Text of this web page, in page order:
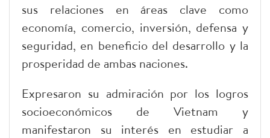
sus relaciones en áreas clave como
economía, comercio, inversión, defensa y
seguridad, en beneficio del desarrollo y la
prosperidad de ambas naciones.
Expresaron su admiración por los logros
socioeconómicos de Vietnam y
manifestaron su interés en estudiar a